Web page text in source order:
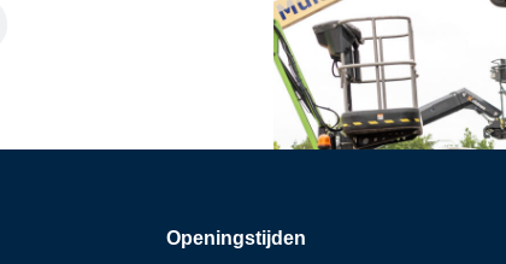
Openingstijden